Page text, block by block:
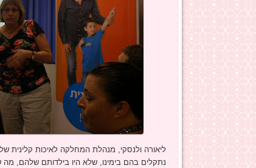
ליאורה ולנסקי, מנהלת המחלקה לאיכות קלינית
נתקלים בהם בימינו, שלא היו בילדותם שלהם, מה